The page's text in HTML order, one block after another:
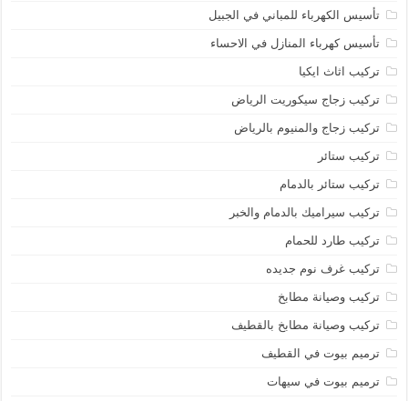
تأسيس الكهرباء للمباني في الجبيل
تأسيس كهرباء المنازل في الاحساء
تركيب اثاث ايكيا
تركيب زجاج سيكوريت الرياض
تركيب زجاج والمنيوم بالرياض
تركيب ستائر
تركيب ستائر بالدمام
تركيب سيراميك بالدمام والخبر
تركيب طارد للحمام
تركيب غرف نوم جديده
تركيب وصيانة مطابخ
تركيب وصيانة مطابخ بالقطيف
ترميم بيوت في القطيف
ترميم بيوت في سيهات